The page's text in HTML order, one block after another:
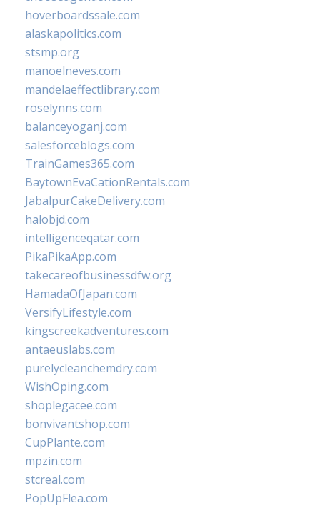
hoverboardssale.com
alaskapolitics.com
stsmp.org
manoelneves.com
mandelaeffectlibrary.com
roselynns.com
balanceyoganj.com
salesforceblogs.com
TrainGames365.com
BaytownEvaCationRentals.com
JabalpurCakeDelivery.com
halobjd.com
intelligenceqatar.com
PikaPikaApp.com
takecareofbusinessdfw.org
HamadaOfJapan.com
VersifyLifestyle.com
kingscreekadventures.com
antaeuslabs.com
purelycleanchemdry.com
WishOping.com
shoplegacee.com
bonvivantshop.com
CupPlante.com
mpzin.com
stcreal.com
PopUpFlea.com